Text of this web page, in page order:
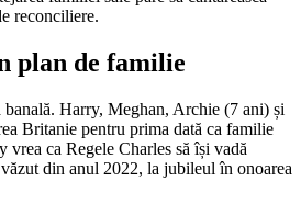
reconciliere.
plan de familie
Harry, Meghan, Archie (7 ani) și
Britanie pentru prima dată ca familie
vrea ca Regele Charles să își vadă
din anul 2022, la jubileul în onoarea